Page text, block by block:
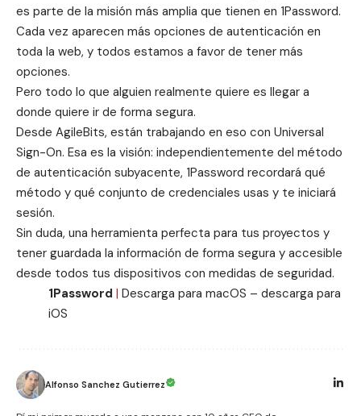
es parte de la misión más amplia que tienen en 1Password.
Cada vez aparecen más opciones de autenticación en
toda la web, y todos estamos a favor de tener más
opciones.
Pero todo lo que alguien realmente quiere es llegar a
donde quiere ir de forma segura.
Desde AgileBits, están trabajando en eso con Universal
Sign-On. Esa es la visión: independientemente del método
de autenticación subyacente, 1Password recordará qué
método y qué conjunto de credenciales usas y te iniciará
sesión.
Sin duda, una herramienta perfecta para tus proyectos y
tener guardada la información de forma segura y accesible
desde todos tus dispositivos con medidas de seguridad.
1Password | Descarga para macOS – descarga para
iOS
Alfonso Sanchez Gutierrez